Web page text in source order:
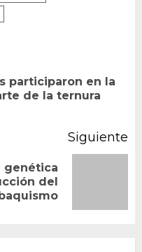
participaron en la
de la ternura
Siguiente
genética
del